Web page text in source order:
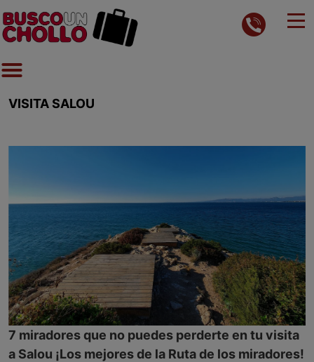
VISITA SALOU
7 miradores que no puedes perderte en tu visita
a Salou ¡Los mejores de la Ruta de los miradores!